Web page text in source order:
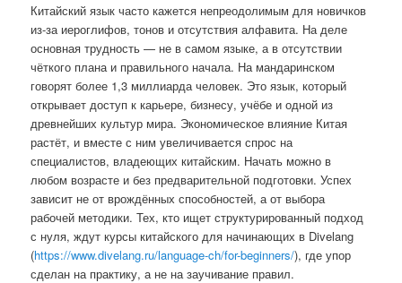
Китайский язык часто кажется непреодолимым для новичков
из-за иероглифов, тонов и отсутствия алфавита. На деле
основная трудность — не в самом языке, а в отсутствии
чёткого плана и правильного начала. На мандаринском
говорят более 1,3 миллиарда человек. Это язык, который
открывает доступ к карьере, бизнесу, учёбе и одной из
древнейших культур мира. Экономическое влияние Китая
растёт, и вместе с ним увеличивается спрос на
специалистов, владеющих китайским. Начать можно в
любом возрасте и без предварительной подготовки. Успех
зависит не от врождённых способностей, а от выбора
рабочей методики. Тех, кто ищет структурированный подход
с нуля, ждут курсы китайского для начинающих в Divelang
(https://www.divelang.ru/language-ch/for-beginners/), где упор
сделан на практику, а не на заучивание правил.